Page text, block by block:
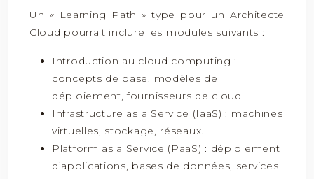
Un « Learning Path » type pour un Architecte
Cloud pourrait inclure les modules suivants :
Introduction au cloud computing :
concepts de base, modèles de
déploiement, fournisseurs de cloud.
Infrastructure as a Service (IaaS) : machines
virtuelles, stockage, réseaux.
Platform as a Service (PaaS) : déploiement
d’applications, bases de données, services